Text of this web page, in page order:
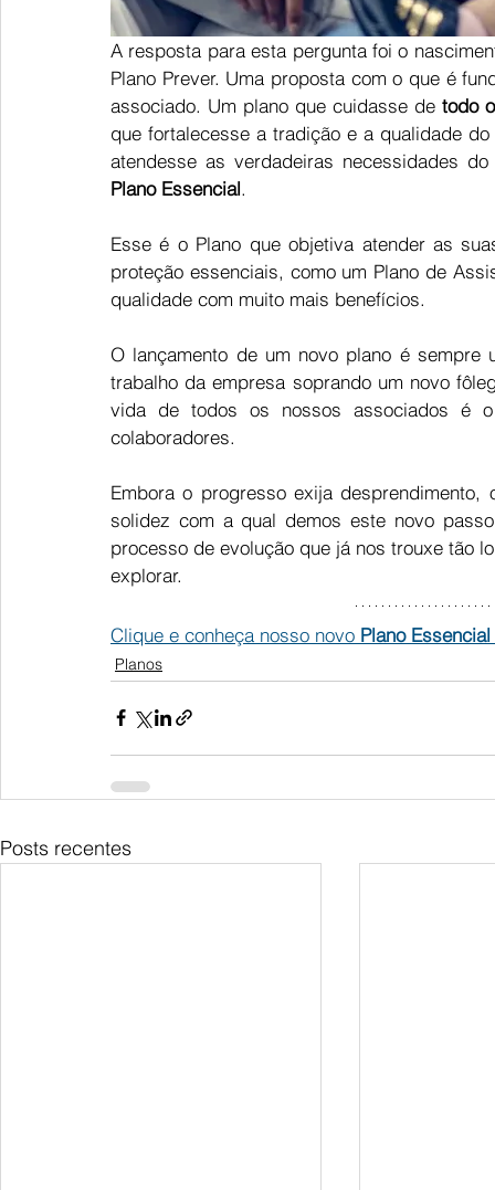
A resposta para esta pergunta foi o
Plano Prever. Uma proposta com o que é
associado. Um plano que cuidasse de todo
que fortalecesse a tradição e a qualidade
Plano Essencial.
Esse é o Plano que objetiva atender as
proteção essenciais, como um Plano de
qualidade com muito mais benefícios.
O lançamento de um novo plano é
trabalho da empresa soprando um novo
vida de todos os nossos associados é
colaboradores.
Embora o progresso exija
solidez com a qual demos este novo
processo de evolução que já nos trouxe tão
explorar.
Clique e conheça nosso novo Plano Essencial
Planos
Posts recentes